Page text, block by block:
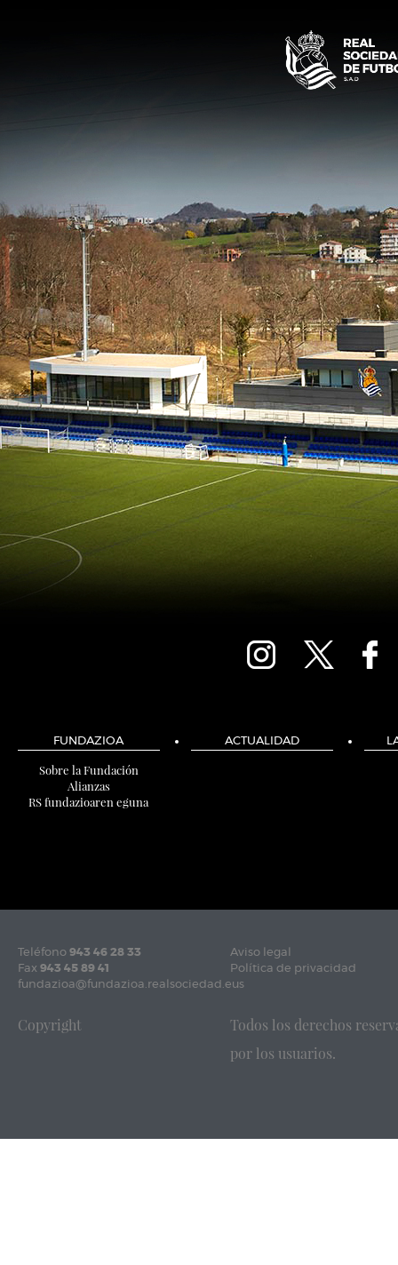
FUNDAZIOA
Sobre la Fundación
Alianzas
RS fundazioaren eguna
ACTUALIDAD
Teléfono 943 46 28 33
Fax 943 45 89 41
fundazioa@fundazioa.realsociedad.eus
Aviso legal
Política de privacidad
Copyright
Todos los derechos
por los usuarios.